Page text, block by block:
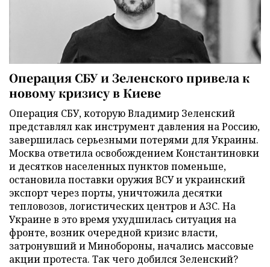
Операция СБУ и Зеленского привела к
новому кризису в Киеве
Операция СБУ, которую Владимир Зеленский
представлял как инструмент давления на Россию,
завершилась серьезными потерями для Украины.
Москва ответила освобождением Константиновки
и десятков населенных пунктов поменьше,
остановила поставки оружия ВСУ и украинский
экспорт через порты, уничтожила десятки
тепловозов, логистических центров и АЗС. На
Украине в это время ухудшилась ситуация на
фронте, возник очередной кризис власти,
затронувший и Минобороны, начались массовые
акции протеста. Так чего добился Зеленский?